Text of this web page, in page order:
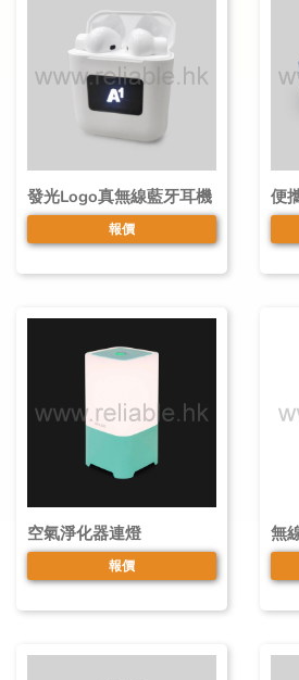
發光Logo真無線藍牙耳機
報價
便
空氣淨化器連燈
報價
無